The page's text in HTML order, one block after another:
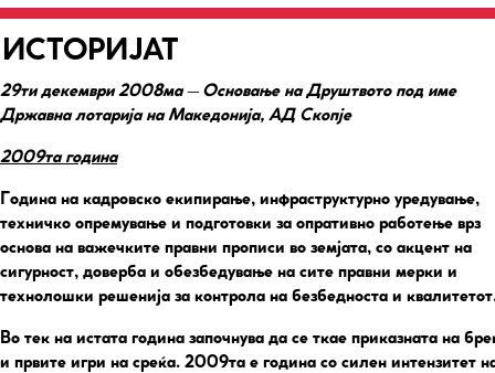
ИСТОРИЈАТ
29ти декември 2008ма – Основање на Друштвото под име
Државна лотарија на Македонија, АД Скопје
2009та година
Година на кадровско екипирање, инфраструктурно уредување,
техничко опремување и подготовки за опративно работење врз
основа на важечките правни прописи во земјата, со акцент на
сигурност, доверба и обезбедување на сите правни мерки и
технолошки решенија за контрола на безбедноста и
Во тек на истата година започнува да се ткае приказната на
и првите игри на среќа. 2009та е година со силен интензитет